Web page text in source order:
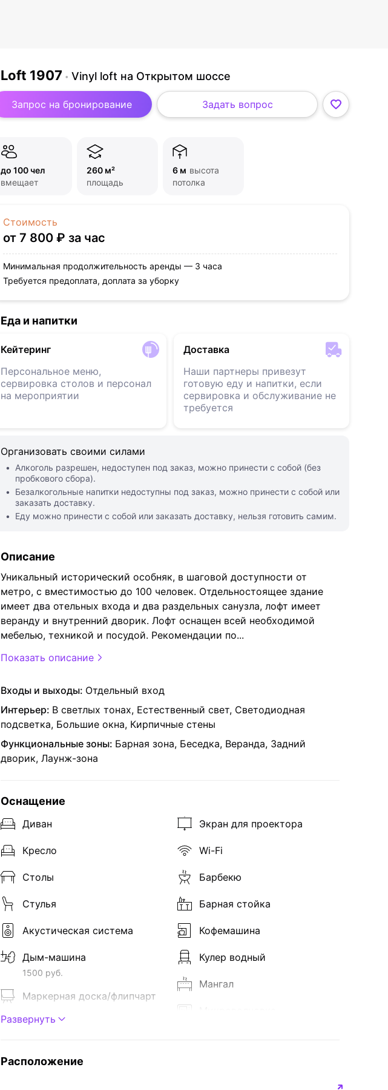
Loft 1907 Vinyl loft на Открытом шоссе
Запрос на бронирование Задать вопрос
до 100 чел
вмещает
260 м²
площадь
6 м высота
потолка
Стоимость
от 7 800 ₽ за час
Минимальная продолжительность аренды — 3 часа
Требуется предоплата, доплата за уборку
Еда и напитки
Кейтеринг
Персональное меню,
сервировка столов и персонал
на мероприятии
Доставка
Наши партнеры привезут
готовую еду и напитки, если
сервировка и обслуживание не
требуется
Организовать своими силами
Алкоголь разрешен, недоступен под заказ, можно принести с собой (без
пробкового сбора).
Безалкогольные напитки недоступны под заказ, можно принести с собой или
заказать доставку.
Еду можно принести с собой или заказать доставку, нельзя готовить самим.
Описание
Уникальный исторический особняк, в шаговой доступности от
метро, с вместимостью до 100 человек. Отдельностоящее здание
имеет два отельных входа и два раздельных санузла, лофт имеет
веранду и внутренний дворик. Лофт оснащен всей необходимой
мебелью, техникой и посудой. Рекомендации по...
Показать описание
Входы и выходы: Отдельный вход
Интерьер: В светлых тонах, Естественный свет, Светодиодная
подсветка, Большие окна, Кирпичные стены
Функциональные зоны: Барная зона, Беседка, Веранда, Задний
дворик, Лаунж-зона
Оснащение
Диван
Кресло
Столы
Стулья
Акустическая система
Дым-машина
1500 руб.
Маркерная доска/флипчарт
Микрофон
Ноутбук
Экран для проектора
Wi-Fi
Барбекю
Барная стойка
Кофемашина
Кулер водный
Мангал
Развернуть
Расположение